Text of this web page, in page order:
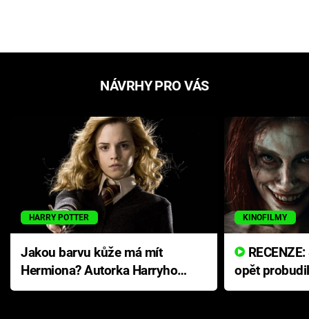
NÁVRHY PRO VÁS
HARRY POTTER
Jakou barvu kůže má mít
Hermiona? Autorka Harryho
Pottera přišla s ráznou
KINOFILMY
opět
přichází s